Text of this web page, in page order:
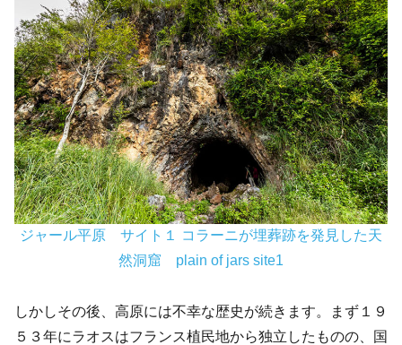
ジャール平原 サイト１ コラーニが埋葬跡を発見した天
然洞窟 plain of jars site1
しかしその後、高原には不幸な歴史が続きます。まず１９
５３年にラオスはフランス植民地から独立したものの、国